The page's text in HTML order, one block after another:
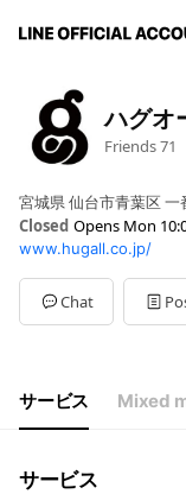
ハグ
Friends71
宮城県 仙台市青葉区
Closed Opens Mon
Sun10:00 - 19:00
Mon10:00 - 19:00
Tue10:00 - 19:00
Wed10:00 - 19:00
Sat
10:00 - 19:00
www.hugall.co.jp/
Chat
サービス Mixed
サービス